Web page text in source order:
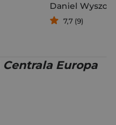
7,7 (9)
Centrala Europa